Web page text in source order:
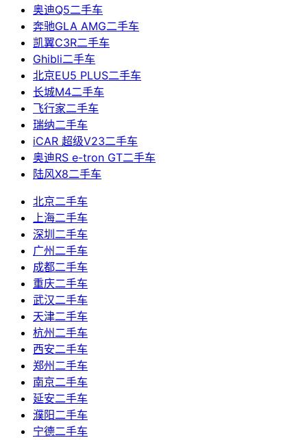
奥迪Q5二手车
奔驰GLA AMG二手车
凯翼C3R二手车
Ghibli二手车
北京EU5 PLUS二手车
长城M4二手车
飞行家二手车
瑞纳二手车
iCAR 超级V23二手车
奥迪RS e-tron GT二手车
陆风X8二手车
北京二手车
上海二手车
深圳二手车
广州二手车
成都二手车
重庆二手车
武汉二手车
天津二手车
杭州二手车
西安二手车
郑州二手车
南京二手车
延安二手车
濮阳二手车
宁德二手车